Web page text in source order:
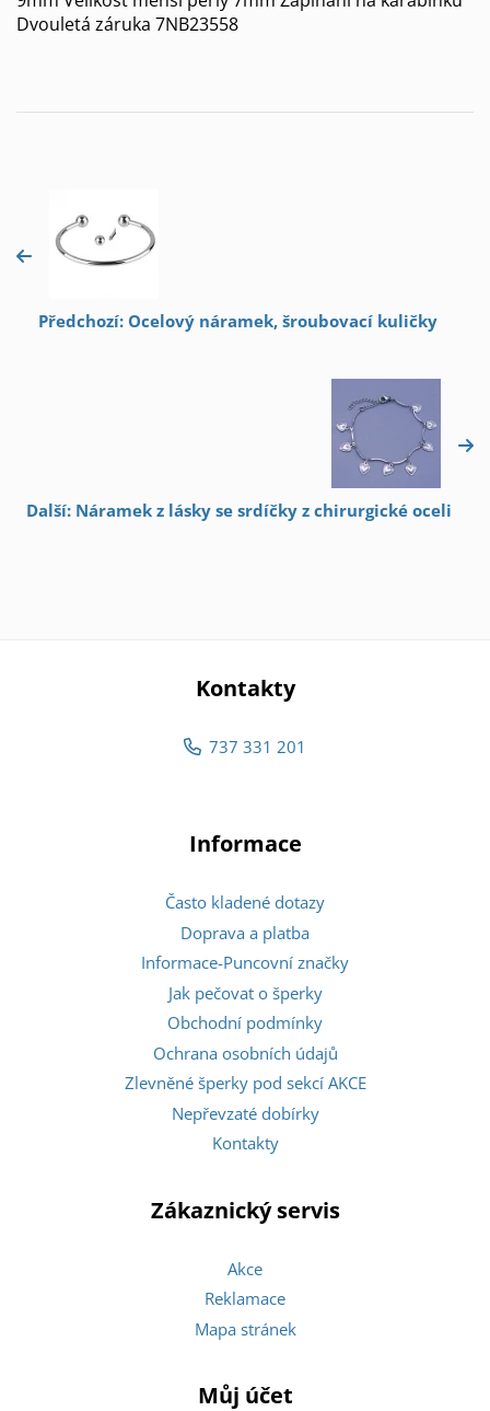
Dvouletá záruka 7NB23558
Předchozí: Ocelový náramek, šroubovací kuličky
Další: Náramek z lásky se srdíčky z chirurgické oceli
Kontakty
737 331 201
Informace
Často kladené dotazy
Doprava a platba
Informace-Puncovní značky
Jak pečovat o šperky
Obchodní podmínky
Ochrana osobních údajů
Zlevněné šperky pod sekcí AKCE
Nepřevzaté dobírky
Kontakty
Zákaznický servis
Akce
Reklamace
Mapa stránek
Můj účet